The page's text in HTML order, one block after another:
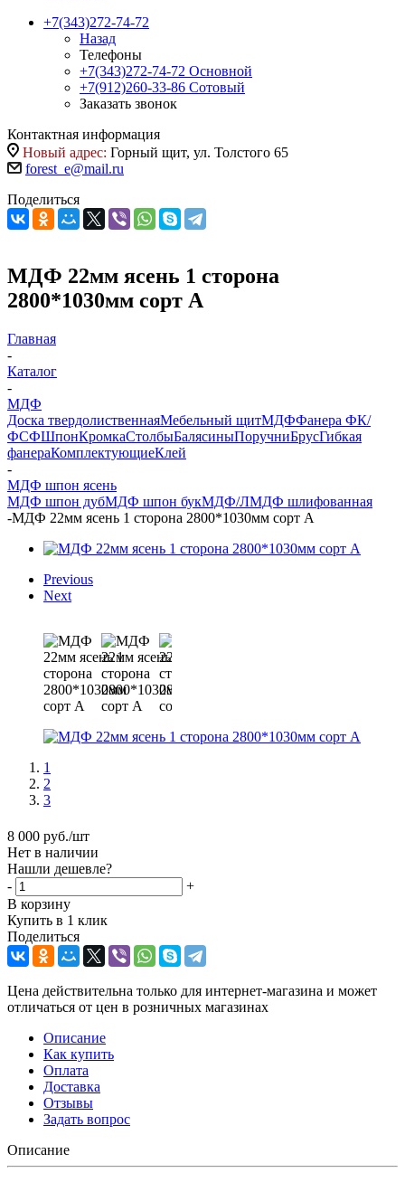
+7(343)272-74-72
Назад
Телефоны
+7(343)272-74-72 Основной
+7(912)260-33-86 Сотовый
Заказать звонок
Контактная информация
Новый адрес: Горный щит, ул. Толстого 65
forest_e@mail.ru
Поделиться
МДФ 22мм ясень 1 сторона
2800*1030мм сорт А
Главная
-
Каталог
-
МДФ
Доска твердолиственнаяМебельный щитМДФФанера ФК/
ФСФШпонКромкаСтолбыБалясиныПоручниБрусГибкая
фанераКомплектующиеКлей
-
МДФ шпон ясень
МДФ шпон дубМДФ шпон букМДФ/ЛМДФ шлифованная
-МДФ 22мм ясень 1 сторона 2800*1030мм сорт А
Previous
Next
1
2
3
8 000 руб./шт
Нет в наличии
Нашли дешевле?
-
+
В корзину
Купить в 1 клик
Поделиться
Цена действительна только для интернет-магазина и может
отличаться от цен в розничных магазинах
Описание
Как купить
Оплата
Доставка
Отзывы
Задать вопрос
Описание